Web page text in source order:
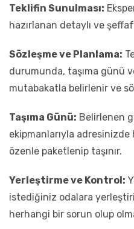
Teklifin Sunulması:
hazırlanan detaylı ve
Sözleşme ve Planlama:
durumunda, taşıma günü
mutabakatla belirlenir ve
Taşıma Günü: Belirlenen
ekipmanlarıyla adresinizde
özenle paketlenip taşınır.
Yerleştirme ve Kontrol:
istediğiniz odalara
herhangi bir sorun olup